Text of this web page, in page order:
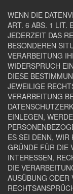
WENN DIE
ART. 6 ABS. 1 LIT.
JEDERZEIT DAS
BESONDEREN
VERARBEITUNG
WIDERSPRUCH
DIESE
JEWEILIGE
VERARBEITUNG
EINLEGEN,
ES SEI DENN,
GRÜNDE FÜR DIE
INTERESSEN,
DIE
AUSÜBUNG ODER